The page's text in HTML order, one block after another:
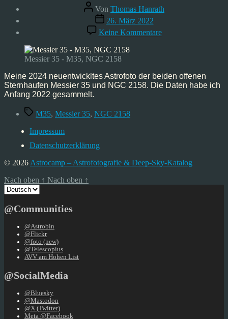
Beitragsautor
Von Thomas Hanrath
Veröffentlichungsdatum
26. März 2022
Keine Kommentarezu
Astrofoto:
NGC
2158
Messier 35 - M35, NGC 2158
Meine 2024 neuentwickltes Astrofoto der beiden offenen
Sternhaufen Messier 35 und NGC 2158. Die Daten habe ich
Anfang 2022 gesammelt.
Schlagwörter
M35, Messier 35, NGC 2158
Impressum
Datenschutzerklärung
© 2026 Astrocamp – Astrofotografie & Deep-Sky-Katalog
Nach oben ↑ Nach oben ↑
Sprache
auswählen
@Communities
@Astrobin
@Flickr
@foto (new)
@Telescopius
AVV am Hohen List
@SocialMedia
@Bluesky
@Mastodon
@X (Twitter)
Meta @Facebook